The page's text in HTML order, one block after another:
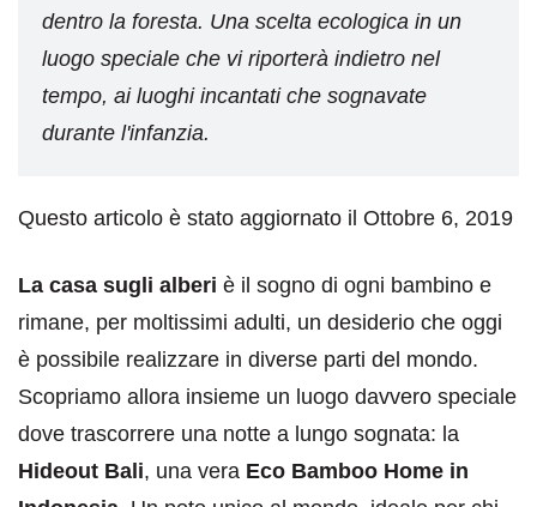
dentro la foresta. Una scelta ecologica in un
luogo speciale che vi riporterà indietro nel
tempo, ai luoghi incantati che sognavate
durante l'infanzia.
Questo articolo è stato aggiornato il Ottobre 6, 2019
La casa sugli alberi è il sogno di ogni bambino e
rimane, per moltissimi adulti, un desiderio che oggi
è possibile realizzare in diverse parti del mondo.
Scopriamo allora insieme un luogo davvero speciale
dove trascorrere una notte a lungo sognata: la
Hideout Bali, una vera Eco Bamboo Home in